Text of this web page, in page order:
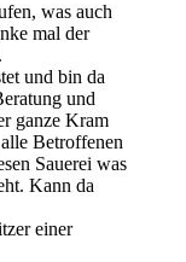
was auch
mal der
und bin da
und
ganze Kram
Betroffenen
Sauerei was
Kann da
einer